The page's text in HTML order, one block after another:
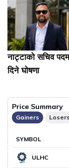
नाट्टाको सचिव
दिने घोषणा